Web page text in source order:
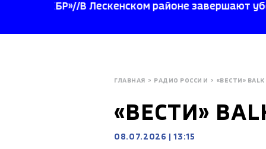
КБР»//В Лескенском районе завершают
ГЛАВНАЯ > РАДИО РОССИИ > «ВЕСТИ» BALK
«ВЕСТИ»
08.07.2026 13:15